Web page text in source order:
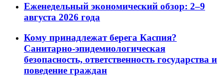
Еженедельный экономический обзор: 2–9
августа 2026 года
Кому принадлежат берега Каспия?
Санитарно-эпидемиологическая
безопасность, ответственность государства и
поведение граждан